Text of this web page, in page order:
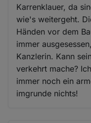
Karrenklauer, da
wie's weitergeht.
Händen vor dem
immer
Kanzlerin. Kann
verkehrt mache?
immer noch ein
imgrunde nichts!